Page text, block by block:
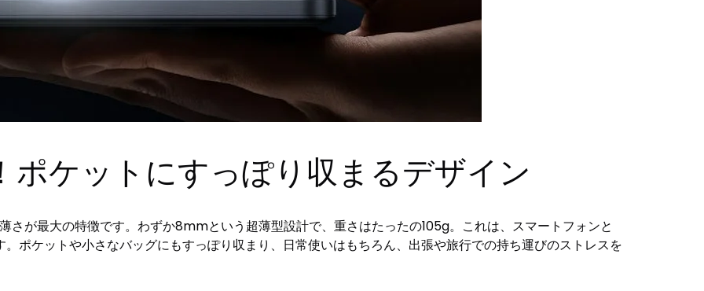
ポケットにすっぽり収まるデザイン
が最大の特徴です。わずか8mmという超薄型設計で、重さはたったの105g。これは、スマートフォンと
ポケットや小さなバッグにもすっぽり収まり、日常使いはもちろん、出張や旅行での持ち運びのストレスを